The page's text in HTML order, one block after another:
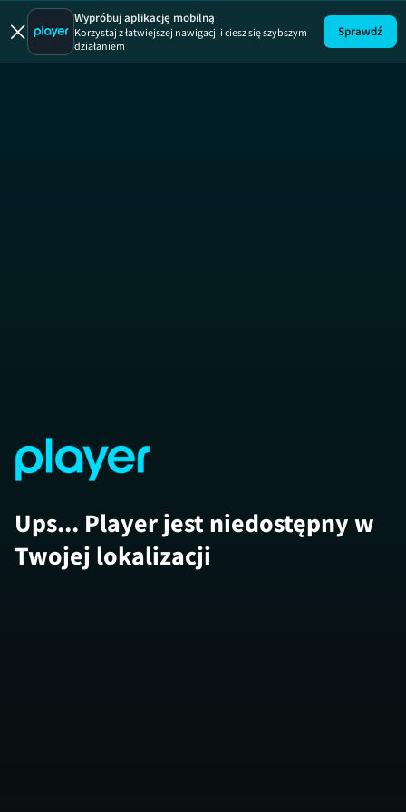
Wypróbuj aplikację mobilną
Korzystaj z łatwiejszej nawigacji i ciesz się szybszym
działaniem
Sprawdź
Ups... Player jest niedostępny w
Twojej lokalizacji